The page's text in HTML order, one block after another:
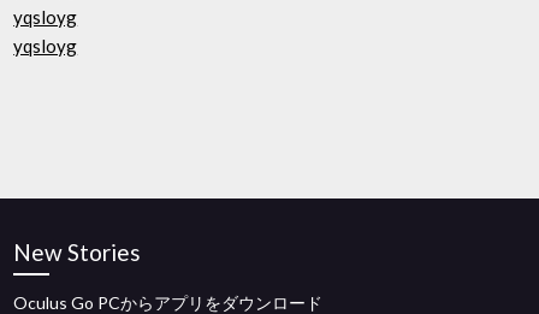
yqsloyg
yqsloyg
New Stories
Oculus Go PCからアプリをダウンロード